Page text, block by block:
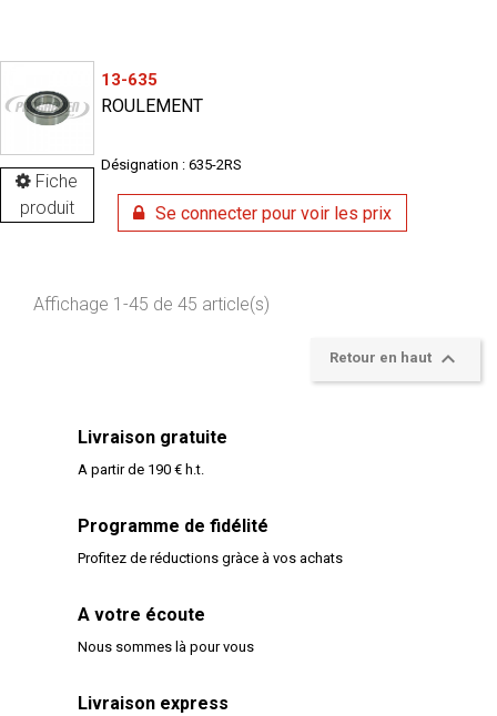
Fiche
produit
13-635
ROULEMENT
Désignation : 635-2RS
Se connecter pour voir les prix
Affichage 1-45 de 45 article(s)
Retour en haut 
Livraison gratuite
A partir de 190 € h.t.
Programme de fidélité
Profitez de réductions gràce à vos achats
A votre écoute
Nous sommes là pour vous
Livraison express